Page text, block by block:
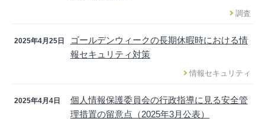
調査
2025年4月25日
ゴールデンウィークの長期休暇時における情
報セキュリティ対策
情報セキュリティ
2025年4月4日
個人情報保護委員会の行政指導に見る安全管
理措置の留意点（2025年3月公表）